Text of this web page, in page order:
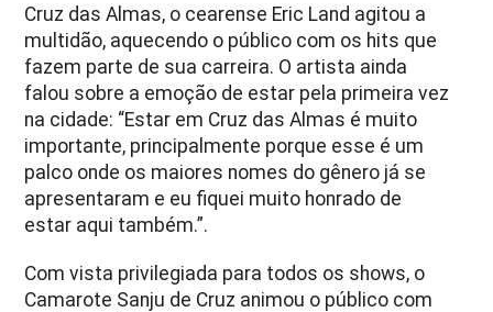
Cruz das Almas, o cearense Eric Land agitou a
multidão, aquecendo o público com os hits que
fazem parte de sua carreira. O artista ainda
falou sobre a emoção de estar pela primeira vez
na cidade: “Estar em Cruz das Almas é muito
importante, principalmente porque esse é um
palco onde os maiores nomes do gênero já se
apresentaram e eu fiquei muito honrado de
estar aqui também.”.
Com vista privilegiada para todos os shows, o
Camarote Sanju de Cruz animou o público com